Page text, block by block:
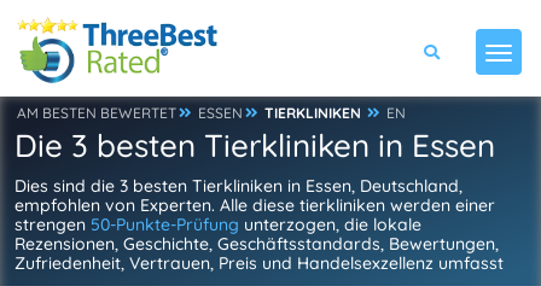
AM BESTEN BEWERTET ESSEN TIERKLINIKEN EN
Die 3 besten Tierkliniken in Essen
Dies sind die 3 besten Tierkliniken in Essen, Deutschland,
empfohlen von Experten. Alle diese tierkliniken werden einer
strengen 50-Punkte-Prüfung unterzogen, die lokale
Rezensionen, Geschichte, Geschäftsstandards, Bewertungen,
Zufriedenheit, Vertrauen, Preis und Handelsexzellenz umfasst